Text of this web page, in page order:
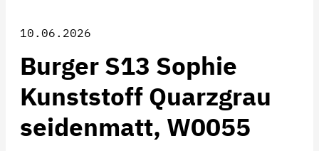
10.06.2026
Burger S13 Sophie
Kunststoff Quarzgrau
seidenmatt, W0055